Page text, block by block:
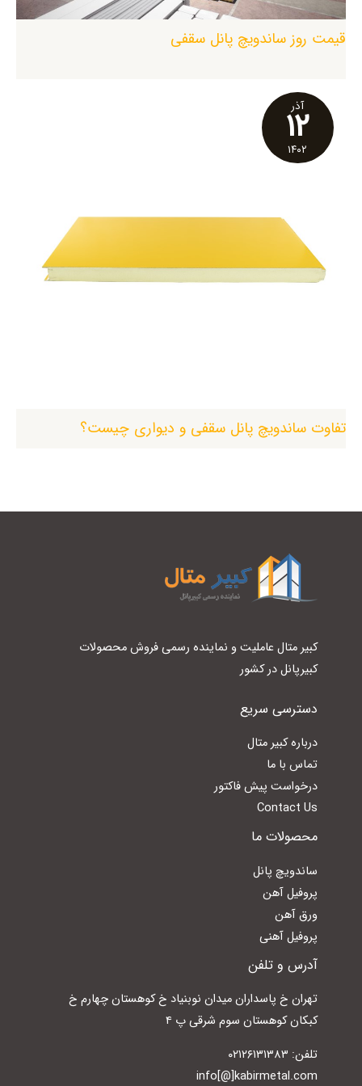
قیمت روز ساندویچ پانل سقفی
آذر
۱۲
۱۴۰۲
تفاوت ساندویچ پانل سقفی و دیواری چیست؟
کبیر متال عاملیت و نماینده رسمی فروش محصولات
کبیرپانل در کشور
دسترسی سریع
درباره کبیر متال
تماس با ما
درخواست پیش فاکتور
Contact Us
محصولات ما
ساندویچ پانل
پروفیل آهن
ورق آهن
پروفیل آهنی
آدرس و تلفن
تهران خ پاسداران میدان نوبنیاد خ کوهستان چهارم خ
کبکان کوهستان سوم شرقی پ ۴
تلفن: ۰۲۱۲۶۱۳۱۳۸۳
info[@]kabirmetal.com